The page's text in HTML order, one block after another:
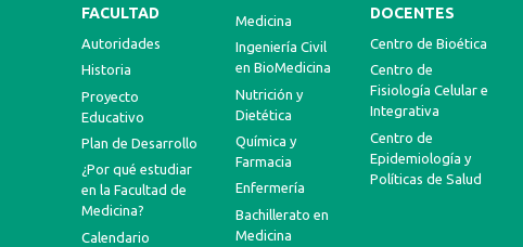
FACULTAD
Autoridades
Historia
Proyecto
Educativo
Plan de Desarrollo
¿Por qué estudiar
en la Facultad de
Medicina?
Calendario
Medicina
Ingeniería Civil
en BioMedicina
Nutrición y
Dietética
Química y
Farmacia
Enfermería
Bachillerato en
Medicina
DOCENTES
Centro de Bioética
Centro de
Fisiología Celular e
Integrativa
Centro de
Epidemiología y
Políticas de Salud